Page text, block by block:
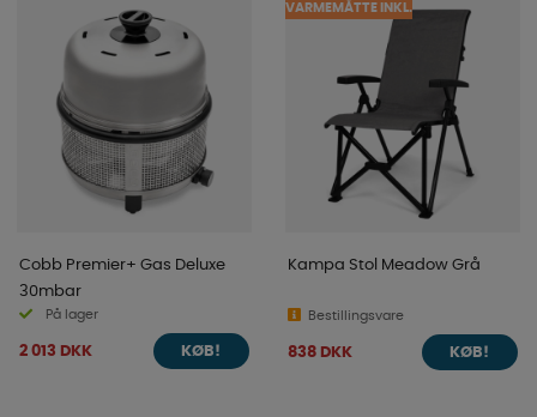
Cobb Premier+ Gas Deluxe
30mbar
På lager
2 013 DKK KØB!
VARMEMÅTTE INKL.
Kampa Stol Meadow Grå
Bestillingsvare
838 DKK KØB!